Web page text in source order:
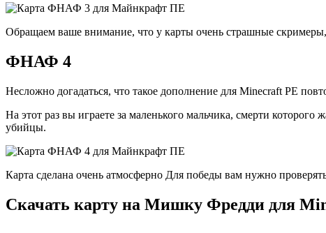
Обращаем ваше внимание, что у карты очень страшные
ФНАФ 4
Несложно догадаться, что такое дополнение для Minecraft PE
На этот раз вы играете за маленького мальчика, смерти
убийцы.
Карта сделана очень атмосферно Для победы вам нужно
Скачать карту на Мишку Фредди для